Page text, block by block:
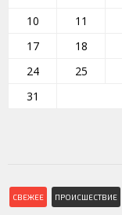
10
11
17
18
24
25
31
СВЕЖЕЕ ПРОИСШЕСТВИЕ